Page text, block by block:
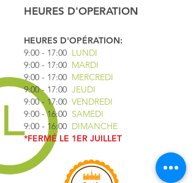
HEURES D'OPERATION
HEURES D'OPÉRATION:
9:00 - 17:00 LUNDI
9:00 - 17:00 MARDI
9:00 - 17:00 MERCREDI
9:00 - 17:00 JEUDI
9:00 - 17:00 VENDREDI
9:00 - 16:00 SAMEDI
9:00 - 16:00 DIMANCHE
*FERMÉ LE 1ER JUILLET